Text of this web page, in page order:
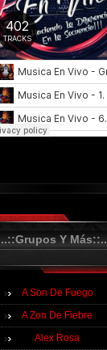
..::Grupos Y Más::..
A Son De Fuego
A Zon De Fiebre
Alex Rosa